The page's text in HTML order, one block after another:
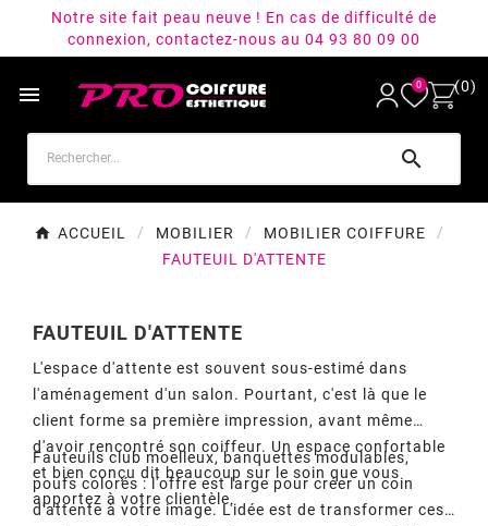
Notre site fait peau neuve ! En cas de difficulté de
connexion, contactez-nous au 04 93 80 09 00
 0 (0)

ACCUEIL MOBILIER
MOBILIER COIFFURE
FAUTEUIL D'ATTENTE
FAUTEUIL D'ATTENTE
L'espace d'attente est souvent sous-estimé dans
l'aménagement d'un salon. Pourtant, c'est là que le
client forme sa première impression, avant même
d'avoir rencontré son coiffeur. Un espace confortable
et bien conçu dit beaucoup sur le soin que vous
apportez à votre clientèle.
Fauteuils club moelleux, banquettes modulables,
poufs colorés : l'offre est large pour créer un coin
d'attente à votre image. L'idée est de transformer ces